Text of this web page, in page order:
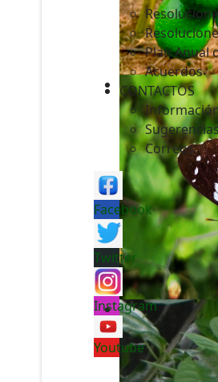
Plan Anual
Acuerdos
CONTACTOS
Correos
Facebook
Twitter
Instagram
Youtube